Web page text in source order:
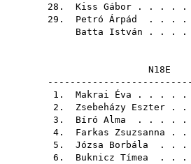
28. Kiss Gábor . . . .
29. Petró Árpád . . .
Batta István . . .
1. Makrai Éva . . . .
2. Zsebeházy Eszter .
3. Bíró Alma . . . .
4. Farkas Zsuzsanna .
5. Józsa Borbála . .
6. Buknicz Tímea . .